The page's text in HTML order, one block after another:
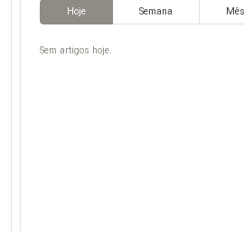
Hoje Semana
Sem artigos hoje.